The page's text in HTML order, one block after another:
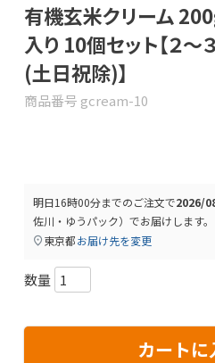
有機玄米クリーム
入り 10個セット【２
(土日祝除)】
商品番号 gcream-10
明日16時00分までのご注文で2026/
佐川・ゆうパック） でお届けします。
東京都お届け先を変更
カートに